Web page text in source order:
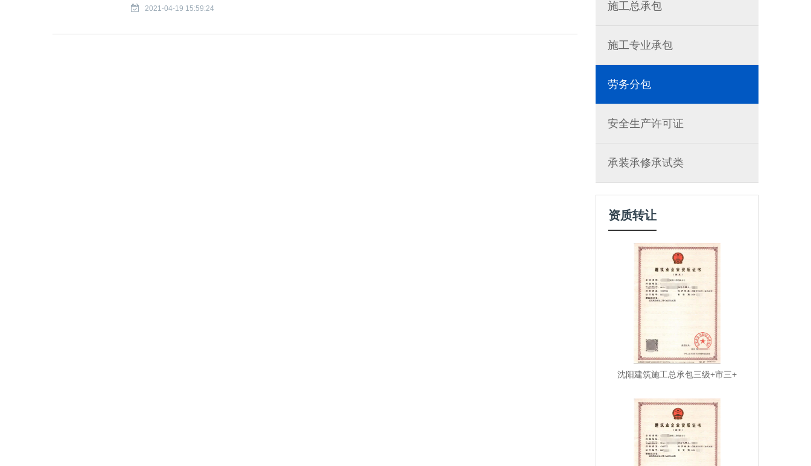
2021-04-19 15:59:24 施工总承包
施工专业承包
劳务分包
安全生产许可证
承装承修承试类
资质转让
沈阳建筑施工总承包三级+市三+